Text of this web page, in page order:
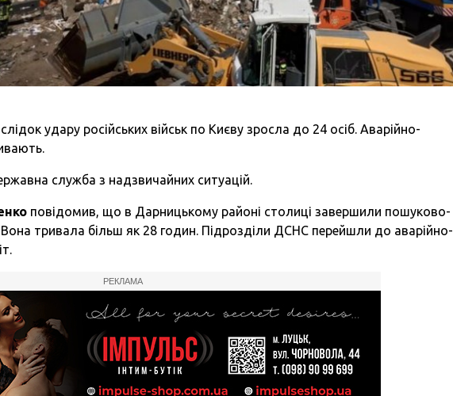
удару російських військ по Києву зросла до 24 осіб. Аварійно-
служба з надзвичайних ситуацій.
повідомив, що в Дарницькому районі столиці завершили пошуково-
тривала більш як 28 годин. Підрозділи ДСНС перейшли до аварійно-
РЕКЛАМА